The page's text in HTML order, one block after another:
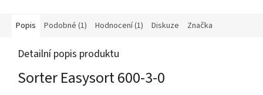
Popis Podobné (1) Hodnocení (1) Diskuze Značka
Detailní popis produktu
Sorter Easysort 600-3-0